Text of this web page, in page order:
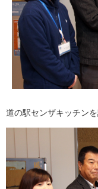
道の駅センザキッチン